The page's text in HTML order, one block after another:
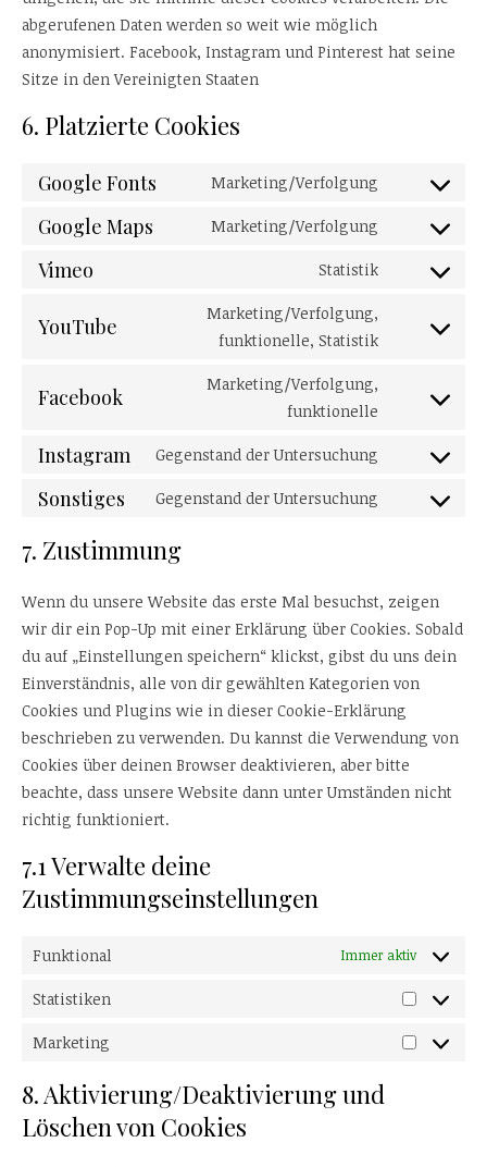
abgerufenen Daten werden so weit wie möglich
anonymisiert. Facebook, Instagram und Pinterest hat seine
Sitze in den Vereinigten Staaten
6. Platzierte Cookies
Google Fonts Marketing/Verfolgung
Consent to
Google Maps Marketing/Verfolgung
Consent to
Vimeo Statistik
Consent to
YouTube
Marketing/Verfolgung,
funktionelle, Statistik
Consent to
Facebook
Marketing/Verfolgung,
funktionelle
Consent to
Instagram Gegenstand der Untersuchung
Consent to
Sonstiges Gegenstand der Untersuchung
Consent to
7. Zustimmung
Wenn du unsere Website das erste Mal besuchst, zeigen
wir dir ein Pop-Up mit einer Erklärung über Cookies. Sobald
du auf „Einstellungen speichern“ klickst, gibst du uns dein
Einverständnis, alle von dir gewählten Kategorien von
Cookies und Plugins wie in dieser Cookie-Erklärung
beschrieben zu verwenden. Du kannst die Verwendung von
Cookies über deinen Browser deaktivieren, aber bitte
beachte, dass unsere Website dann unter Umständen nicht
richtig funktioniert.
7.1 Verwalte deine
Zustimmungseinstellungen
Funktional Immer aktiv
Statistiken
Marketing
8. Aktivierung/Deaktivierung und
Löschen von Cookies